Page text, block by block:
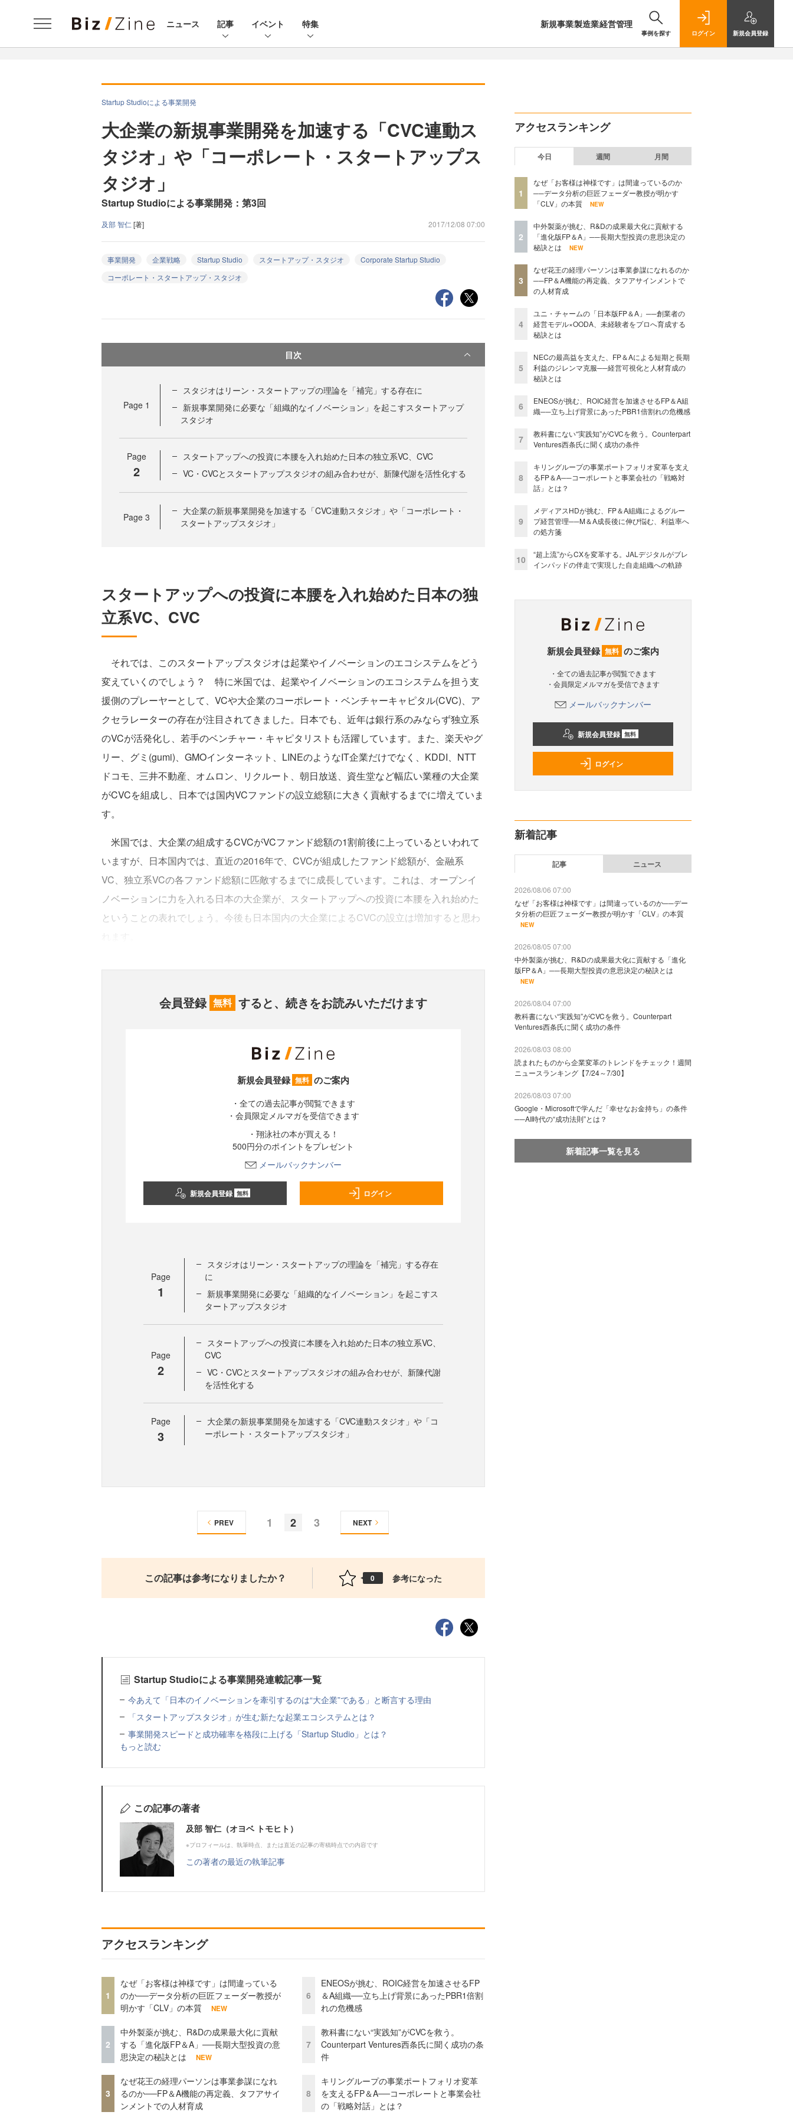
ニュース 記事 イベント 特集 新規事業製造業経営管理
事例を探す ログイン 新規会員登録
Startup Studioによる事業開発
大企業の新規事業開発を加速する「CVC連動ス
タジオ」や「コーポレート・スタートアップス
タジオ」
Startup Studioによる事業開発：第3回
及部 智仁 [著] 2017/12/08 07:00
事業開発 企業戦略 Startup Studio スタートアップ・スタジオ
Corporate Startup Studio
コーポレート・スタートアップ・スタジオ
目次
Page 1
スタジオはリーン・スタートアップの理論を「補完」する存在に
新規事業開発に必要な「組織的なイノベーション」を起こすスタートアップ
スタジオ
Page
2
スタートアップへの投資に本腰を入れ始めた日本の独立系VC、CVC
VC・CVCとスタートアップスタジオの組み合わせが、新陳代謝を活性化する
Page 3
大企業の新規事業開発を加速する「CVC連動スタジオ」や「コーポレート・
スタートアップスタジオ」
スタートアップへの投資に本腰を入れ始めた日本の独
立系VC、CVC
それでは、このスタートアップスタジオは起業やイノベーションのエコシステムをどう
変えていくのでしょう？ 特に米国では、起業やイノベーションのエコシステムを担う支
援側のプレーヤーとして、VCや大企業のコーポレート・ベンチャーキャピタル(CVC)、ア
クセラレーターの存在が注目されてきました。日本でも、近年は銀行系のみならず独立系
のVCが活発化し、若手のベンチャー・キャピタリストも活躍しています。また、楽天やグ
リー、グミ(gumi)、GMOインターネット、LINEのようなIT企業だけでなく、KDDI、NTT
ドコモ、三井不動産、オムロン、リクルート、朝日放送、資生堂など幅広い業種の大企業
がCVCを組成し、日本では国内VCファンドの設立総額に大きく貢献するまでに増えていま
す。
米国では、大企業の組成するCVCがVCファンド総額の1割前後に上っているといわれて
いますが、日本国内では、直近の2016年で、CVCが組成したファンド総額が、金融系
VC、独立系VCの各ファンド総額に匹敵するまでに成長しています。これは、オープンイ
ノベーションに力を入れる日本の大企業が、スタートアップへの投資に本腰を入れ始めた
ということの表れでしょう。今後も日本国内の大企業によるCVCの設立は増加すると思わ
会員登録 無料 すると、続きをお読みいただけます
新規会員登録 無料 のご案内
・全ての過去記事が閲覧できます
・会員限定メルマガを受信できます
・翔泳社の本が買える！
500円分のポイントをプレゼント
メールバックナンバー
新規会員登録 無料 ログイン
Page
1
スタジオはリーン・スタートアップの理論を「補完」する存在
に
新規事業開発に必要な「組織的なイノベーション」を起こすス
タートアップスタジオ
Page
2
スタートアップへの投資に本腰を入れ始めた日本の独立系VC、
CVC
VC・CVCとスタートアップスタジオの組み合わせが、新陳代謝
を活性化する
Page
3
大企業の新規事業開発を加速する「CVC連動スタジオ」や「コ
ーポレート・スタートアップスタジオ」
1 2 3
PREV NEXT
この記事は参考になりましたか？ 0 参考になった
Startup Studioによる事業開発連載記事一覧
今あえて「日本のイノベーションを牽引するのは“大企業”である」と断言する理由
「スタートアップスタジオ」が生む新たな起業エコシステムとは？
事業開発スピードと成功確率を格段に上げる「Startup Studio」とは？
もっと読む
この記事の著者
及部 智仁（オヨベ トモヒト）
※プロフィールは、執筆時点、または直近の記事の寄稿時点での内容です
この著者の最近の執筆記事
アクセスランキング
1
なぜ「お客様は神様です」は間違っている
のか──データ分析の巨匠フェーダー教授が
明かす「CLV」の本質
NEW
2
中外製薬が挑む、R&Dの成果最大化に貢献
する「進化版FP＆A」──長期大型投資の意
思決定の秘訣とは
NEW
3
なぜ花王の経理パーソンは事業参謀になれ
るのか──FP＆A機能の再定義、タフアサイ
ンメントでの人材育成
6
ENEOSが挑む、ROIC経営を加速させるFP
＆A組織──立ち上げ背景にあったPBR1倍割
れの危機感
7
教科書にない“実践知”がCVCを救う。
Counterpart Ventures西条氏に聞く成功の条
件
8
キリングループの事業ポートフォリオ変革
を支えるFP＆A──コーポレートと事業会社
の「戦略対話」とは？
アクセスランキング
今日 週間 月間
1
なぜ「お客様は神様です」は間違っているのか
──データ分析の巨匠フェーダー教授が明かす
「CLV」の本質
NEW
2
中外製薬が挑む、R&Dの成果最大化に貢献する
「進化版FP＆A」──長期大型投資の意思決定の
秘訣とは
NEW
3
なぜ花王の経理パーソンは事業参謀になれるのか
──FP＆A機能の再定義、タフアサインメントで
の人材育成
4
ユニ・チャームの「日本版FP＆A」──創業者の
経営モデル×OODA、未経験者をプロへ育成する
秘訣とは
5
NECの最高益を支えた、FP＆Aによる短期と長期
利益のジレンマ克服──経営可視化と人材育成の
秘訣とは
6
ENEOSが挑む、ROIC経営を加速させるFP＆A組
織──立ち上げ背景にあったPBR1倍割れの危機感
7
教科書にない“実践知”がCVCを救う。Counterpart
Ventures西条氏に聞く成功の条件
8
キリングループの事業ポートフォリオ変革を支え
るFP＆A──コーポレートと事業会社の「戦略対
話」とは？
9
メディアスHDが挑む、FP＆A組織によるグルー
プ経営管理──M＆A成長後に伸び悩む、利益率へ
の処方箋
10
“超上流”からCXを変革する。JALデジタルがブレ
インパッドの伴走で実現した自走組織への軌跡
新規会員登録 無料 のご案内
・全ての過去記事が閲覧できます
・会員限定メルマガを受信できます
メールバックナンバー
新規会員登録 無料
ログイン
新着記事
記事 ニュース
2026/08/06 07:00
なぜ「お客様は神様です」は間違っているのか──デー
タ分析の巨匠フェーダー教授が明かす「CLV」の本質
NEW
2026/08/05 07:00
中外製薬が挑む、R&Dの成果最大化に貢献する「進化
版FP＆A」──長期大型投資の意思決定の秘訣とは
NEW
2026/08/04 07:00
教科書にない“実践知”がCVCを救う。Counterpart
Ventures西条氏に聞く成功の条件
2026/08/03 08:00
読まれたものから企業変革のトレンドをチェック！週間
ニュースランキング【7/24～7/30】
2026/08/03 07:00
Google・Microsoftで学んだ「幸せなお金持ち」の条件
──AI時代の“成功法則”とは？
新着記事一覧を見る